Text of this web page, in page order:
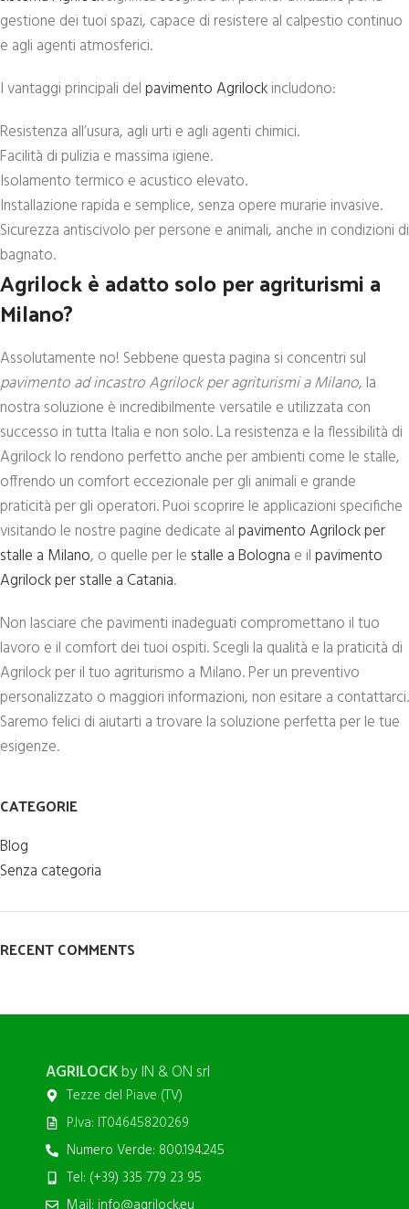
gestione dei tuoi spazi, capace di resistere al calpestio continuo
e agli agenti atmosferici.
I vantaggi principali delpavimento Agrilockincludono:
Resistenza all’usura, agli urti e agli agenti chimici.
Facilità di pulizia e massima igiene.
Isolamento termico e acustico elevato.
Installazione rapida e semplice, senza opere murarie invasive.
Sicurezza antiscivolo per persone e animali, anche in condizioni di
bagnato.
Agrilock è adatto solo per agriturismi a
Milano?
Assolutamente no! Sebbene questa pagina si concentri sul
pavimento ad incastro Agrilock per agriturismi a Milano, la
nostra soluzione è incredibilmente versatile e utilizzata con
successo in tutta Italia e non solo. La resistenza e la flessibilità di
Agrilock lo rendono perfetto anche per ambienti come le stalle,
offrendo un comfort eccezionale per gli animali e grande
praticità per gli operatori. Puoi scoprire le applicazioni specifiche
visitando le nostre pagine dedicate alpavimento Agrilock per
stalle a Milano, o quelle per le stalle a Bologna e ilpavimento
Agrilock per stalle a Catania.
Non lasciare che pavimenti inadeguati compromettano il tuo
lavoro e il comfort dei tuoi ospiti. Scegli la qualità e la praticità di
Agrilock per il tuo agriturismo a Milano. Per un preventivo
personalizzato o maggiori informazioni, non esitare a contattarci.
Saremo felici di aiutarti a trovare la soluzione perfetta per le tue
esigenze.
CATEGORIE
Blog
Senza categoria
RECENT COMMENTS
AGRILOCKby IN & ON srl
Tezze del Piave (TV)
P.Iva: IT04645820269
Numero Verde: 800.194.245
Tel: (+39) 335 779 23 95